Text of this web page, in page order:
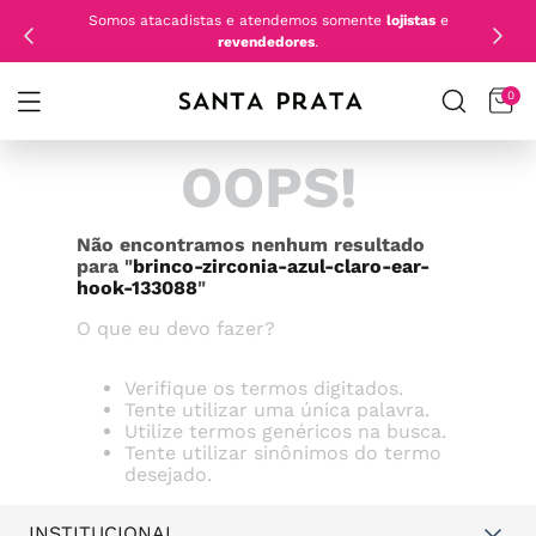
Somos atacadistas e atendemos somente lojistase
revendedores.
0
OOPS!
Não encontramos nenhum resultado
para "brinco-zirconia-azul-claro-ear-
hook-133088"
O que eu devo fazer?
Verifique os termos digitados.
Tente utilizar uma única palavra.
Utilize termos genéricos na busca.
Tente utilizar sinônimos do termo
desejado.